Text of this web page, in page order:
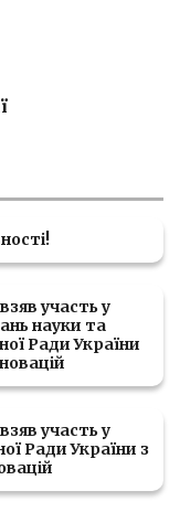
участь у
науки та
Ради України
участь у
Ради України з